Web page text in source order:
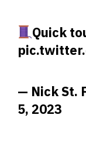
Quick
— Nick St.
5, 2023